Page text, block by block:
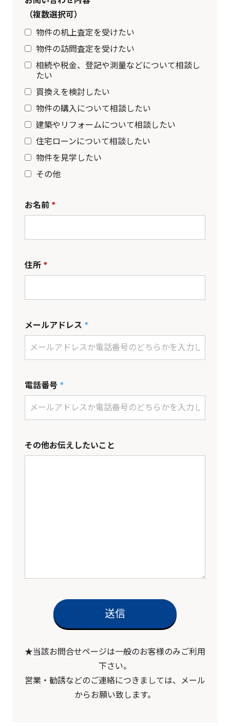
（複数選択可）
物件の机上査定を受けたい
物件の訪問査定を受けたい
相続や税金、登記や測量などについて相談し
たい
買換えを検討したい
物件の購入について相談したい
建築やリフォームについて相談したい
住宅ローンについて相談したい
物件を見学したい
その他
お名前 *
住所 *
メールアドレス *
電話番号 *
その他お伝えしたいこと
★当該お問合せページは一般のお客様のみご利用
下さい。
営業・勧誘などのご連絡につきましては、メール
からお願い致します。